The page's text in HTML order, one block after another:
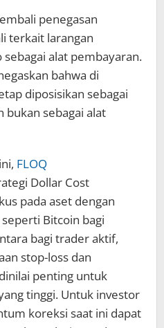
penegasan
terkait larangan
alat pembayaran.
bahwa di
diposisikan sebagai
bukan sebagai alat
FLOQ
Dollar Cost
pada aset dengan
Bitcoin bagi
bagi trader aktif,
stop-loss dan
penting untuk
tinggi. Untuk investor
koreksi saat ini dapat